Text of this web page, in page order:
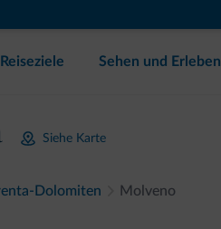
Reiseziele Sehen und Erleben
Siehe Karte
Dolomiten Molveno